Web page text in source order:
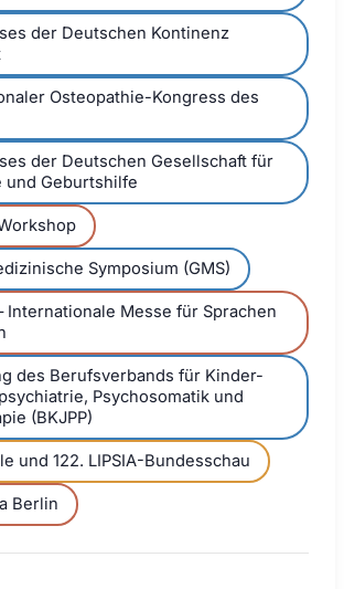
der Deutschen Kontinenz
Osteopathie-Kongress des
der Deutschen Gesellschaft für
und Geburtshilfe
Symposium (GMS)
Internationale Messe für Sprachen
des Berufsverbands für Kinder-
Psychosomatik und
(BKJPP)
und 122. LIPSIA-Bundesschau
Berlin